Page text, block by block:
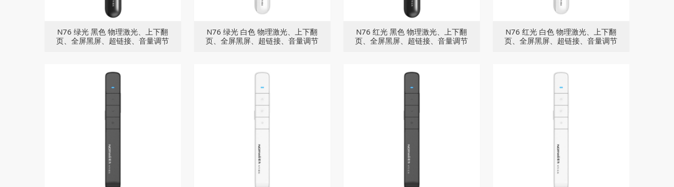
N76 绿光 黑色 物理激光、上下翻
页、全屏黑屏、超链接、音量调节
N76 绿光 白色 物理激光、上下翻
页、全屏黑屏、超链接、音量调节
N76 红光 黑色 物理激光、上下翻
页、全屏黑屏、超链接、音量调节
N76 红光 白色 物理激光、上下翻
页、全屏黑屏、超链接、音量调节